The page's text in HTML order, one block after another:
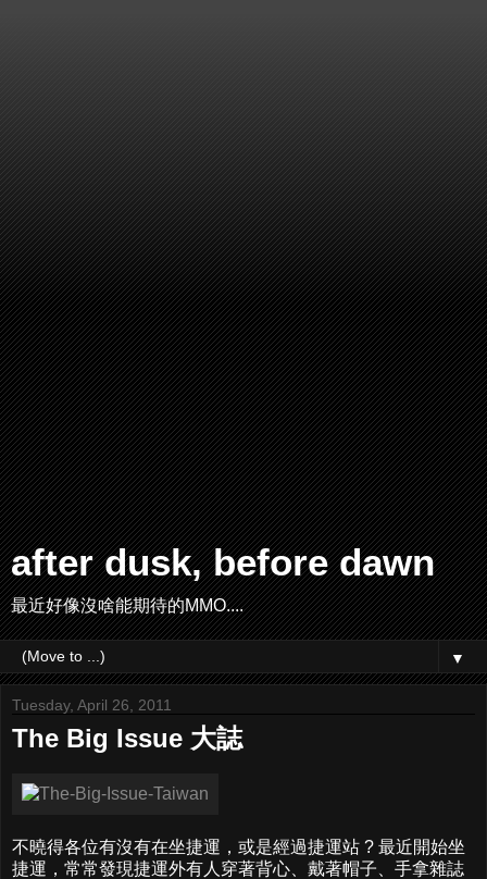
after dusk, before dawn
最近好像沒啥能期待的MMO....
▼
Tuesday, April 26, 2011
The Big Issue 大誌
不曉得各位有沒有在坐捷運，或是經過捷運站 ? 最近開始坐
捷運，常常發現捷運外有人穿著背心、戴著帽子、手拿雜誌